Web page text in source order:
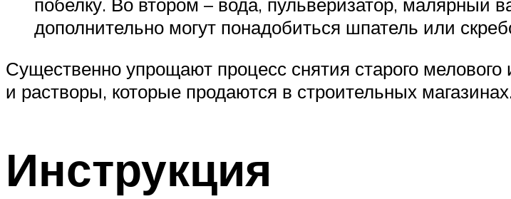
дополнительно могут понадобиться шпатель или
Существенно упрощают процесс снятия старого
и растворы, которые продаются в строительных
Инструкция